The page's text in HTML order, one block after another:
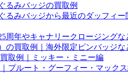
るみバッジの買取例
るみバッジから最近のダッフィ
周年やキャナリークロージングな
の買取例｜海外限定ピンバッジな
取例｜ミッキー・ミニー編
プルート・グーフィー・マック